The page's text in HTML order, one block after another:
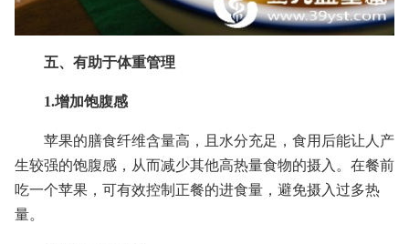
五、有助于体重管理
1.增加饱腹感
苹果的膳食纤维含量高，且水分充足，食用后能让人产
生较强的饱腹感，从而减少其他高热量食物的摄入。在餐前
吃一个苹果，可有效控制正餐的进食量，避免摄入过多热
量。